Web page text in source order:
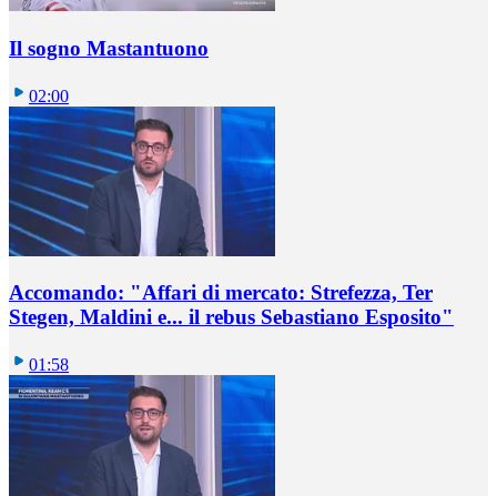
Il sogno Mastantuono
02:00
Accomando: "Affari di mercato: Strefezza, Ter
Stegen, Maldini e... il rebus Sebastiano Esposito"
01:58